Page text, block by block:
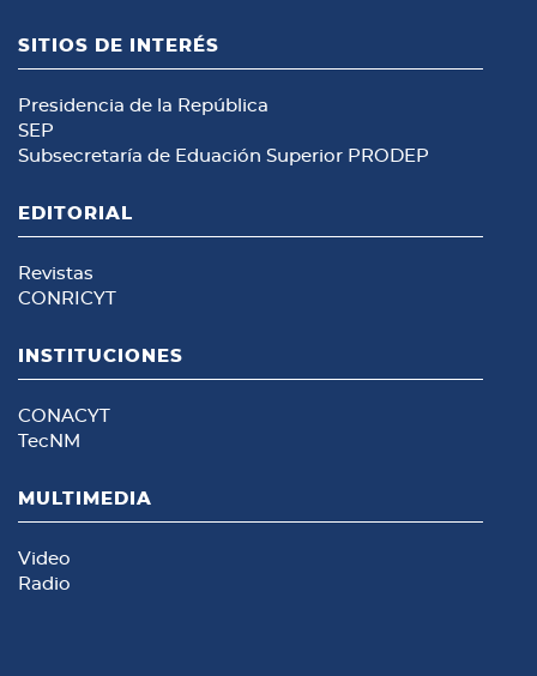
SITIOS DE INTERÉS
Presidencia de la República
SEP
Subsecretaría de Eduación Superior PRODEP
EDITORIAL
Revistas
CONRICYT
INSTITUCIONES
CONACYT
TecNM
MULTIMEDIA
Video
Radio